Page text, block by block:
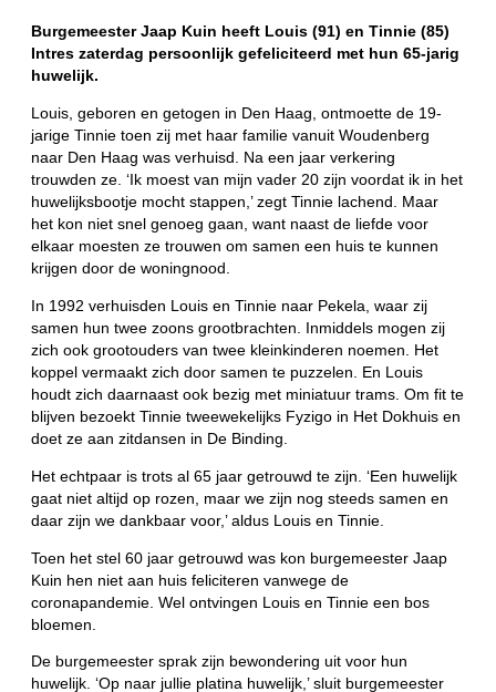
Burgemeester Jaap Kuin heeft Louis (91) en Tinnie (85)
Intres zaterdag persoonlijk gefeliciteerd met hun 65-jarig
huwelijk.
Louis, geboren en getogen in Den Haag, ontmoette de 19-
jarige Tinnie toen zij met haar familie vanuit Woudenberg
naar Den Haag was verhuisd. Na een jaar verkering
trouwden ze. ‘Ik moest van mijn vader 20 zijn voordat ik in het
huwelijksbootje mocht stappen,’ zegt Tinnie lachend. Maar
het kon niet snel genoeg gaan, want naast de liefde voor
elkaar moesten ze trouwen om samen een huis te kunnen
krijgen door de woningnood.
In 1992 verhuisden Louis en Tinnie naar Pekela, waar zij
samen hun twee zoons grootbrachten. Inmiddels mogen zij
zich ook grootouders van twee kleinkinderen noemen. Het
koppel vermaakt zich door samen te puzzelen. En Louis
houdt zich daarnaast ook bezig met miniatuur trams. Om fit te
blijven bezoekt Tinnie tweewekelijks Fyzigo in Het Dokhuis en
doet ze aan zitdansen in De Binding.
Het echtpaar is trots al 65 jaar getrouwd te zijn. ‘Een huwelijk
gaat niet altijd op rozen, maar we zijn nog steeds samen en
daar zijn we dankbaar voor,’ aldus Louis en Tinnie.
Toen het stel 60 jaar getrouwd was kon burgemeester Jaap
Kuin hen niet aan huis feliciteren vanwege de
coronapandemie. Wel ontvingen Louis en Tinnie een bos
bloemen.
De burgemeester sprak zijn bewondering uit voor hun
huwelijk. ‘Op naar jullie platina huwelijk,’ sluit burgemeester